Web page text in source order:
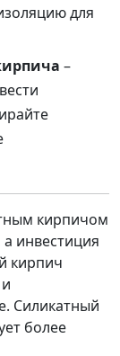
для
–
кирпичом
инвестиция
кирпич
Силикатный
более